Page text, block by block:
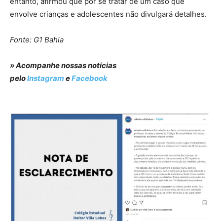
envolve crianças e adolescentes não divulgará detalhes.
Fonte: G1 Bahia
» Acompanhe nossas noticias
peloInstagram eFacebook